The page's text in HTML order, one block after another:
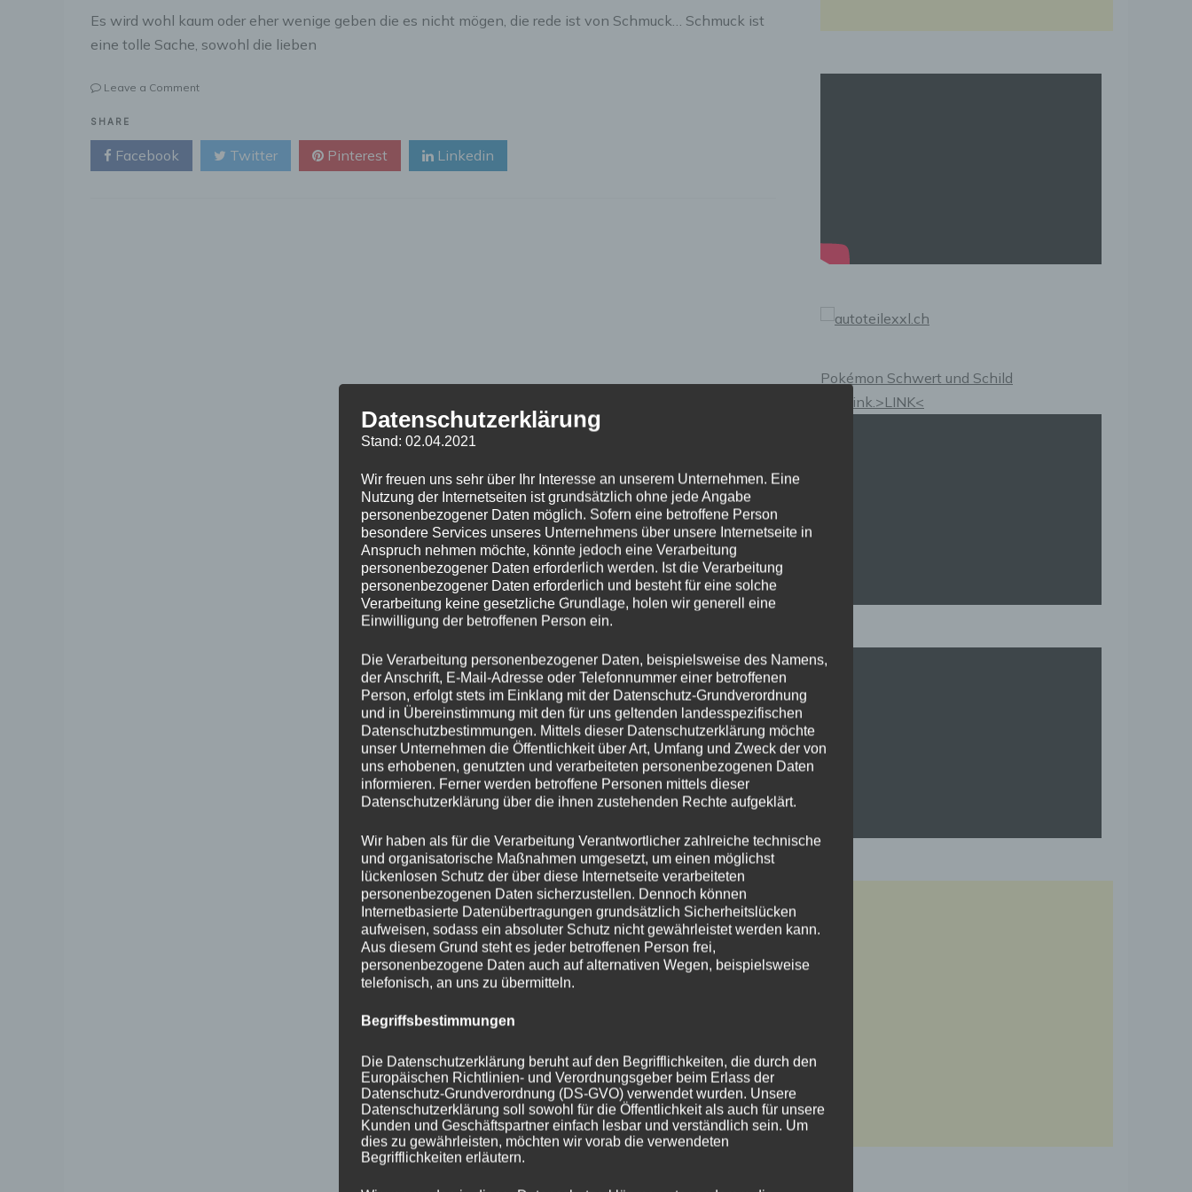
Es wird wohl kaum oder eher wenige geben die es nicht mögen, die rede ist von Schmuck… Schmuck ist
eine tolle Sache, sowohl die lieben
Leave a Commenton
Schmuck
SHARE
Facebook Twitter Pinterest Linkedin
Pokémon Schwert und Schild
Kauflink.>LINK<
Datenschutzerklärung
Stand: 02.04.2021
Wir freuen uns sehr über Ihr Interesse an unserem Unternehmen. Eine
Nutzung der Internetseiten ist grundsätzlich ohne jede Angabe
personenbezogener Daten möglich. Sofern eine betroffene Person
besondere Services unseres Unternehmens über unsere Internetseite in
Anspruch nehmen möchte, könnte jedoch eine Verarbeitung
personenbezogener Daten erforderlich werden. Ist die Verarbeitung
personenbezogener Daten erforderlich und besteht für eine solche
Verarbeitung keine gesetzliche Grundlage, holen wir generell eine
Einwilligung der betroffenen Person ein.
Die Verarbeitung personenbezogener Daten, beispielsweise des Namens,
der Anschrift, E-Mail-Adresse oder Telefonnummer einer betroffenen
Person, erfolgt stets im Einklang mit der Datenschutz-Grundverordnung
und in Übereinstimmung mit den für uns geltenden landesspezifischen
Datenschutzbestimmungen. Mittels dieser Datenschutzerklärung möchte
unser Unternehmen die Öffentlichkeit über Art, Umfang und Zweck der von
uns erhobenen, genutzten und verarbeiteten personenbezogenen Daten
informieren. Ferner werden betroffene Personen mittels dieser
Datenschutzerklärung über die ihnen zustehenden Rechte aufgeklärt.
Wir haben als für die Verarbeitung Verantwortlicher zahlreiche technische
und organisatorische Maßnahmen umgesetzt, um einen möglichst
lückenlosen Schutz der über diese Internetseite verarbeiteten
personenbezogenen Daten sicherzustellen. Dennoch können
Internetbasierte Datenübertragungen grundsätzlich Sicherheitslücken
aufweisen, sodass ein absoluter Schutz nicht gewährleistet werden kann.
Aus diesem Grund steht es jeder betroffenen Person frei,
personenbezogene Daten auch auf alternativen Wegen, beispielsweise
telefonisch, an uns zu übermitteln.
Begriffsbestimmungen
Die Datenschutzerklärung beruht auf den Begrifflichkeiten, die durch den
Europäischen Richtlinien- und Verordnungsgeber beim Erlass der
Datenschutz-Grundverordnung (DS-GVO) verwendet wurden. Unsere
Datenschutzerklärung soll sowohl für die Öffentlichkeit als auch für unsere
Kunden und Geschäftspartner einfach lesbar und verständlich sein. Um
dies zu gewährleisten, möchten wir vorab die verwendeten
Begrifflichkeiten erläutern.